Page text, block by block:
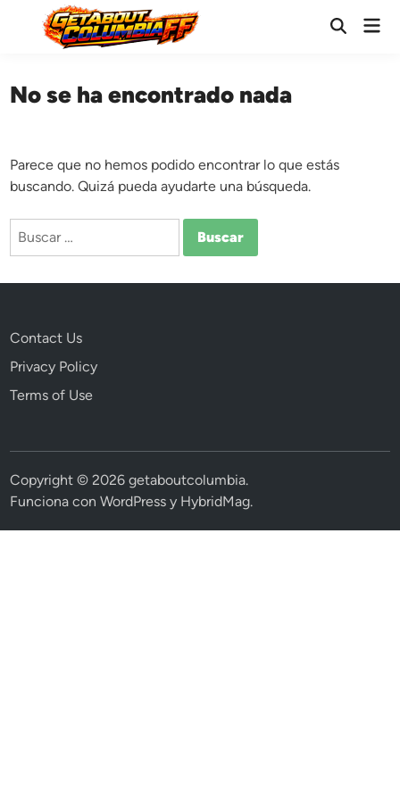
contenido
Abrir
No se ha encontrado nada
Parece que no hemos podido encontrar lo que estás
buscando. Quizá pueda ayudarte una búsqueda.
Buscar:
Contact Us
Privacy Policy
Terms of Use
Copyright © 2026getaboutcolumbia.
Funciona conWordPress y HybridMag.